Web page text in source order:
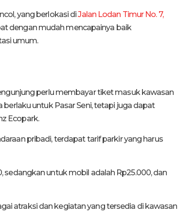
yang berlokasi diJalan Lodan Timur No. 7,
dengan mudah mencapainya baik
umum.
perlu membayar tiket masuk kawasan
untuk Pasar Seni, tetapi juga dapat
Ecopark.
pribadi, terdapat tarif parkir yang harus
sedangkan untuk mobil adalah Rp25.000, dan
atraksi dan kegiatan yang tersedia di kawasan